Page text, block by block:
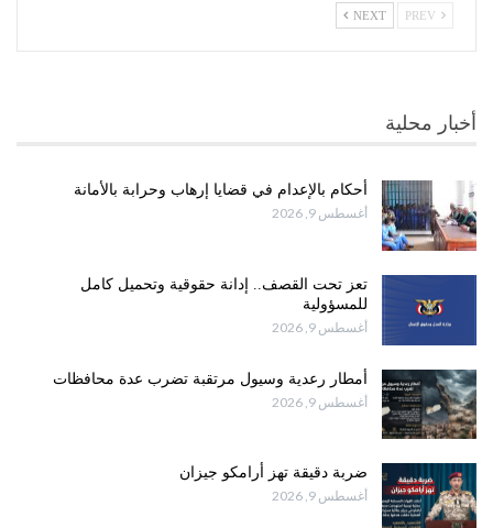
NEXT
أخبار محلية
أحكام بالإعدام في قضايا إرهاب وحرابة بالأمانة
أغسطس 9, 2026
تعز تحت القصف.. إدانة حقوقية وتحميل كامل
للمسؤولية
أغسطس 9, 2026
أمطار رعدية وسيول مرتقبة تضرب عدة محافظات
أغسطس 9, 2026
ضربة دقيقة تهز أرامكو جيزان
أغسطس 9, 2026